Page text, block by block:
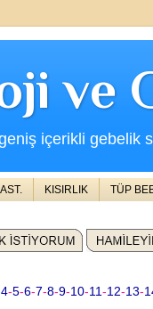
ve
içerikli gebelik
KISIRLIK TÜP
4-5-6-7-8-9-10-11-12-13-